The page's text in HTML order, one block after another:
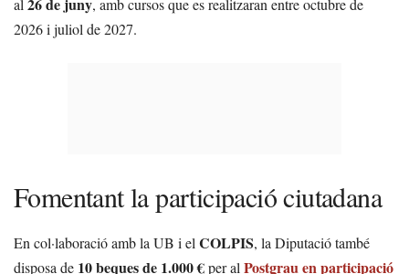
al
, amb cursos que es realitzaran entre octubre de
2026 i juliol de 2027.
Fomentant la participació ciutadana
En col·laboració amb la UB i el COLPIS, la Diputació també
disposa de 10 beques de 1.000 €per al Postgrau en participació